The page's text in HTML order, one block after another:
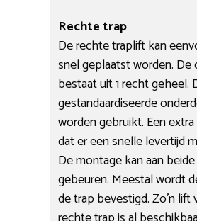
Rechte trap
De rechte traplift kan
snel geplaatst worden.
bestaat uit 1 recht geheel.
gestandaardiseerde
worden gebruikt. Een
dat er een snelle levertijd
De montage kan aan
gebeuren. Meestal wordt
de trap bevestigd. Zo’n lift